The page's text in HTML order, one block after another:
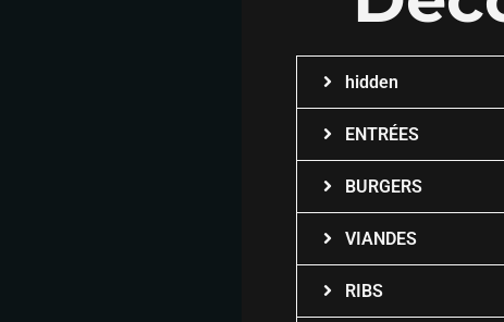
hidden
ENTRÉES
BURGERS
VIANDES
RIBS